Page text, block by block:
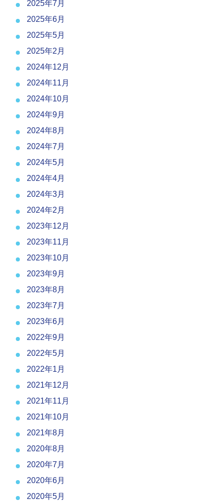
2025年7月
2025年6月
2025年5月
2025年2月
2024年12月
2024年11月
2024年10月
2024年9月
2024年8月
2024年7月
2024年5月
2024年4月
2024年3月
2024年2月
2023年12月
2023年11月
2023年10月
2023年9月
2023年8月
2023年7月
2023年6月
2022年9月
2022年5月
2022年1月
2021年12月
2021年11月
2021年10月
2021年8月
2020年8月
2020年7月
2020年6月
2020年5月